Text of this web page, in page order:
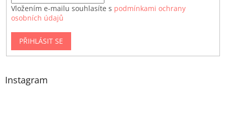
Vložením e-mailu souhlasíte s podmínkami ochrany
osobních údajů
PŘIHLÁSIT SE
Instagram